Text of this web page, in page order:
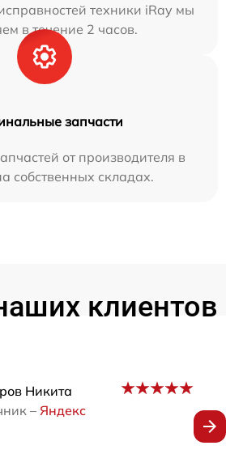
техники iRay мы
в течение 2 часов.
запчасти
от производителя в
собственных складах.
клиентов
Никита
– Яндекс
мастера